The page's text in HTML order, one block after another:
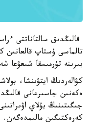
قالىڭدىق سالتاناتتى
تالماسى ۇستاپ قالعانىن
بىرىنە تۇرمىسقا شىعۋعا
كۋالەردىڭ ايتۋىنشا،
ەكەنىن جاسىرعانى
جىگىتىنىڭ بۇلاي
كەرەكتىگىن مالىمدەگەن.